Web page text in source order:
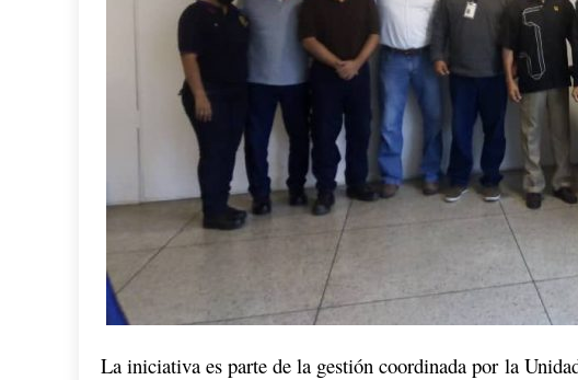
La iniciativa es parte de la gestión coordinada por la